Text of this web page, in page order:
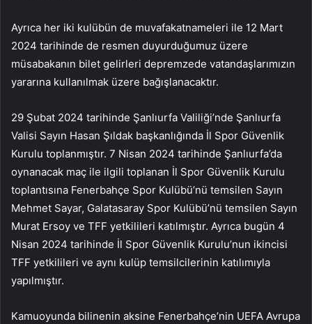
Ayrıca her iki kulübün de muvafakatnameleri ile 12 Mart
2024 tarihinde de resmen duyurduğumuz üzere
müsabakanın bilet gelirleri depremzede vatandaşlarımızın
yararına kullanılmak üzere bağışlanacaktır.
29 Şubat 2024 tarihinde Şanlıurfa Valiliği’nde Şanlıurfa
Valisi Sayın Hasan Şıldak başkanlığında İl Spor Güvenlik
Kurulu toplanmıştır. 7 Nisan 2024 tarihinde Şanlıurfa’da
oynanacak maç ile ilgili toplanan İl Spor Güvenlik Kurulu
toplantısına Fenerbahçe Spor Kulübü’nü temsilen Sayın
Mehmet Sayar, Galatasaray Spor Kulübü’nü temsilen Sayın
Murat Ersoy ve TFF yetkilileri katılmıştır. Ayrıca bugün 4
Nisan 2024 tarihinde İl Spor Güvenlik Kurulu’nun ikincisi
TFF yetkilileri ve aynı kulüp temsilcilerinin katılımıyla
yapılmıştır.
Kamuoyunda bilinenin aksine Fenerbahçe’nin UEFA Avrupa